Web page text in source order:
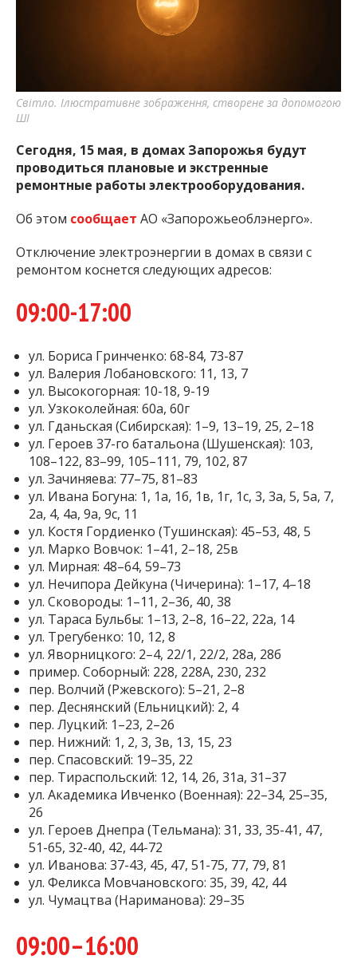
важную информацию о событиях
города Запорожья и области.
Світло. Ілюстративне зображення, створене за допомогою
ШІ
Сегодня, 15 мая, в домах Запорожья будут
проводиться плановые и экстренные
ремонтные работы электрооборудования.
Об этом сообщает АО «Запорожьеоблэнерго».
Отключение электроэнергии в домах в связи с
ремонтом коснется следующих адресов:
09:00-17:00
ул. Бориса Гринченко: 68-84, 73-87
ул. Валерия Лобановского: 11, 13, 7
ул. Высокогорная: 10-18, 9-19
ул. Узкоколейная: 60а, 60г
ул. Гданьская (Сибирская): 1–9, 13–19, 25, 2–18
ул. Героев 37-го батальона (Шушенская): 103,
108–122, 83–99, 105–111, 79, 102, 87
ул. Зачиняева: 77–75, 81–83
ул. Ивана Богуна: 1, 1а, 1б, 1в, 1г, 1с, 3, 3а, 5, 5а, 7,
2а, 4, 4а, 9а, 9с, 11
ул. Костя Гордиенко (Тушинская): 45–53, 48, 5
ул. Марко Вовчок: 1–41, 2–18, 25в
ул. Мирная: 48–64, 59–73
ул. Нечипора Дейкуна (Чичерина): 1–17, 4–18
ул. Сковороды: 1–11, 2–36, 40, 38
ул. Тараса Бульбы: 1–13, 2–8, 16–22, 22а, 14
ул. Трегубенко: 10, 12, 8
ул. Яворницкого: 2–4, 22/1, 22/2, 28а, 28б
пример. Соборный: 228, 228А, 230, 232
пер. Волчий (Ржевского): 5–21, 2–8
пер. Деснянский (Ельницкий): 2, 4
пер. Луцкий: 1–23, 2–26
пер. Нижний: 1, 2, 3, 3в, 13, 15, 23
пер. Спасовский: 19–35, 22
пер. Тираспольский: 12, 14, 26, 31а, 31–37
ул. Академика Ивченко (Военная): 22–34, 25–35,
26
ул. Героев Днепра (Тельмана): 31, 33, 35-41, 47,
51-65, 32-40, 42, 44-72
ул. Иванова: 37-43, 45, 47, 51-75, 77, 79, 81
ул. Феликса Мовчановского: 35, 39, 42, 44
ул. Чумацтва (Нариманова): 29–35
09:00–16:00